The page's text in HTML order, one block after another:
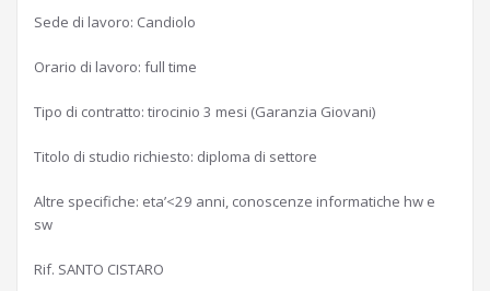
Sede di lavoro: Candiolo
Orario di lavoro: full time
Tipo di contratto: tirocinio 3 mesi (Garanzia Giovani)
Titolo di studio richiesto: diploma di settore
Altre specifiche: eta’<29 anni, conoscenze informatiche hw e
sw
Rif. SANTO CISTARO